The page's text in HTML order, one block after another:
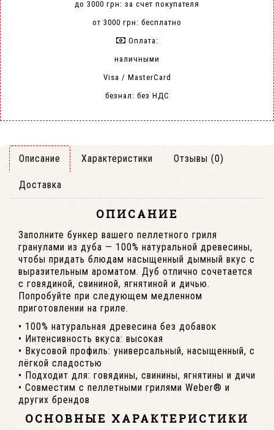
до 3000 грн: за счет покупателя
от 3000 грн: бесплатно
Оплата:
наличными
Visa / MasterCard
безнал: без НДС
Описание Характеристики Отзывы (0)
Доставка
ОПИСАНИЕ
Заполните бункер вашего пеллетного гриля
гранулами из дуба — 100% натуральной древесины,
чтобы придать блюдам насыщенный дымный вкус с
выразительным ароматом. Дуб отлично сочетается
с говядиной, свининой, ягнятиной и дичью.
Попробуйте при следующем медленном
приготовлении на гриле.
• 100% натуральная древесина без добавок
• Интенсивность вкуса: высокая
• Вкусовой профиль: универсальный, насыщенный, с
лёгкой сладостью
• Подходит для: говядины, свинины, ягнятины и дичи
• Совместим с пеллетными грилями Weber® и
других брендов
ОСНОВНЫЕ ХАРАКТЕРИСТИКИ